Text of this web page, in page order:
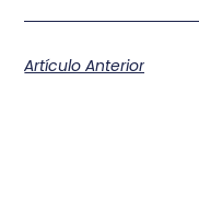
Artículo Anterior